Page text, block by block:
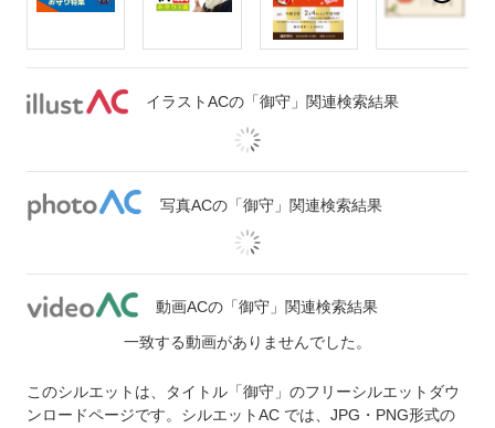
イラストACの「御守」関連検索結果
写真ACの「御守」関連検索結果
動画ACの「御守」関連検索結果
一致する動画がありませんでした。
このシルエットは、タイトル「御守」のフリーシルエットダウ
ンロードページです。シルエットAC では、JPG・PNG形式の